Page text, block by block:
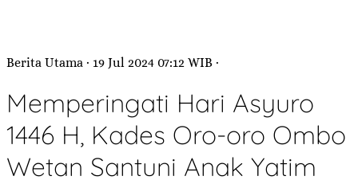
Berita Utama · 19 Jul 2024 07:12 WIB ·
Memperingati Hari Asyuro
1446 H, Kades Oro-oro Ombo
Wetan Santuni Anak Yatim